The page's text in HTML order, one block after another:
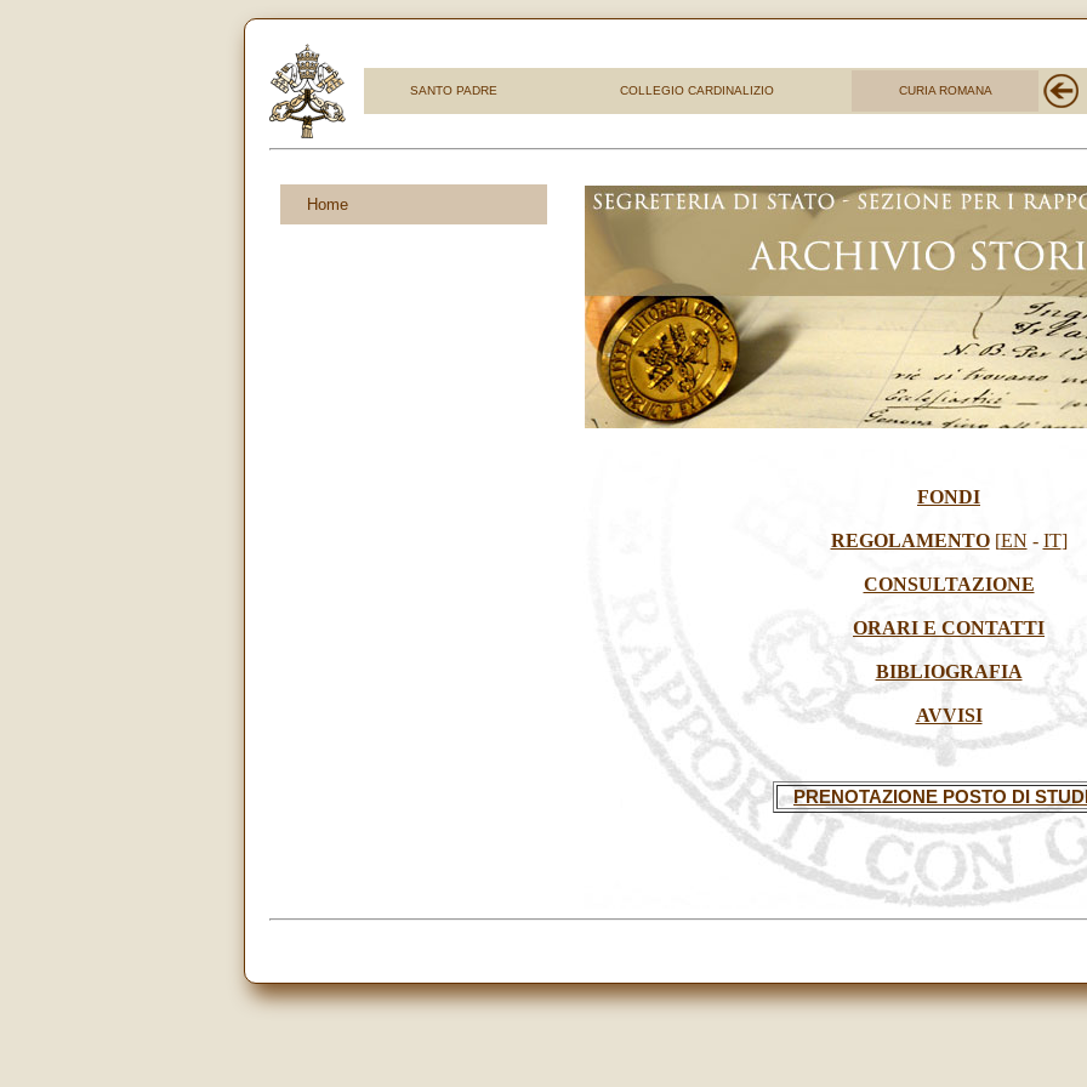
SANTO PADRE COLLEGIO CARDINALIZIO CURIA ROMANA
Home
FONDI
REGOLAMENTO [EN - IT]
CONSULTAZIONE
ORARI E CONTATTI
BIBLIOGRAFIA
AVVISI
PRENOTAZIONE POSTO DI